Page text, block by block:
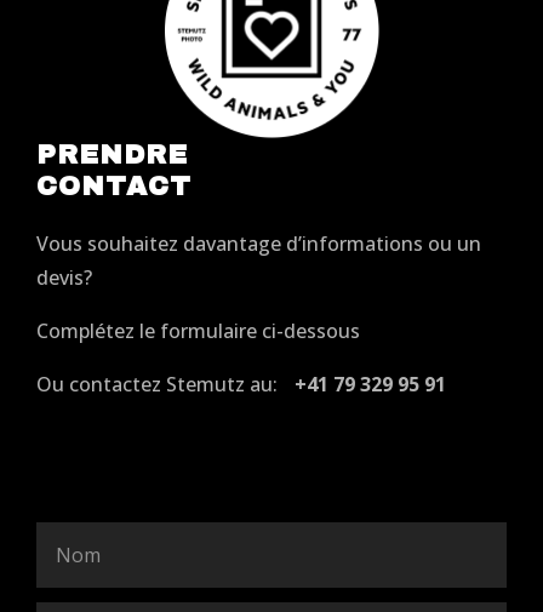
PRENDRE
CONTACT
Vous souhaitez davantage d’informations ou un
devis?
Complétez le formulaire ci-dessous
Ou contactez Stemutz au: +41 79 329 95 91